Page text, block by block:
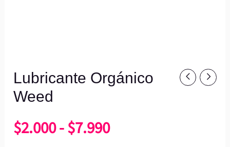
Lubricante Orgánico
Weed
$2.000-$7.990
Rango
Lubricante
Orgánico
cantidad